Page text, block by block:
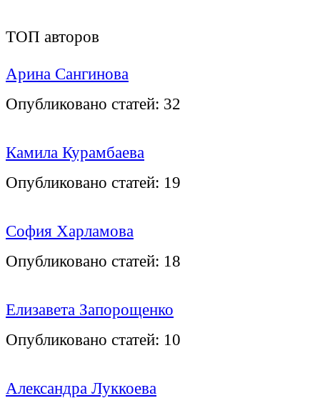
ТОП авторов
Арина Сангинова
Опубликовано статей: 32
Камила Курамбаева
Опубликовано статей: 19
София Харламова
Опубликовано статей: 18
Елизавета Запорощенко
Опубликовано статей: 10
Александра Луккоева